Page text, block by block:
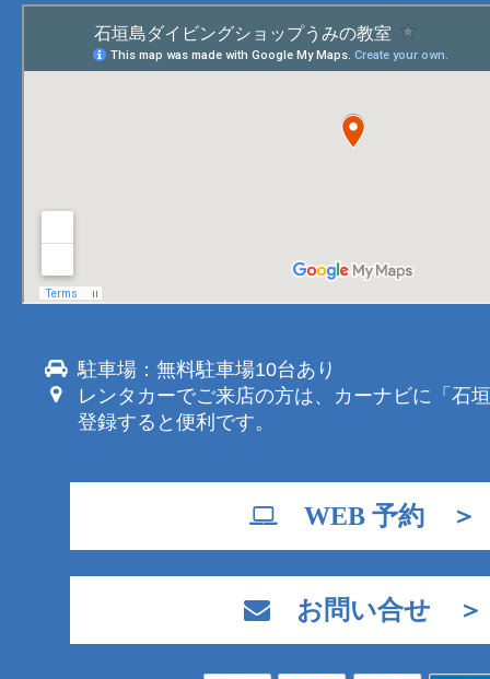
駐車場：無料駐車場10台あり
レンタカーでご来店の方は、カーナビに「石
登録すると便利です。
WEB 予約 ＞
お問い合せ ＞